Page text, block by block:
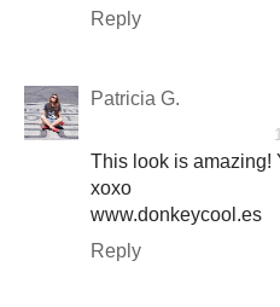
Reply
Patricia G.
This look is amazing!
xoxo
www.donkeycool.es
Reply